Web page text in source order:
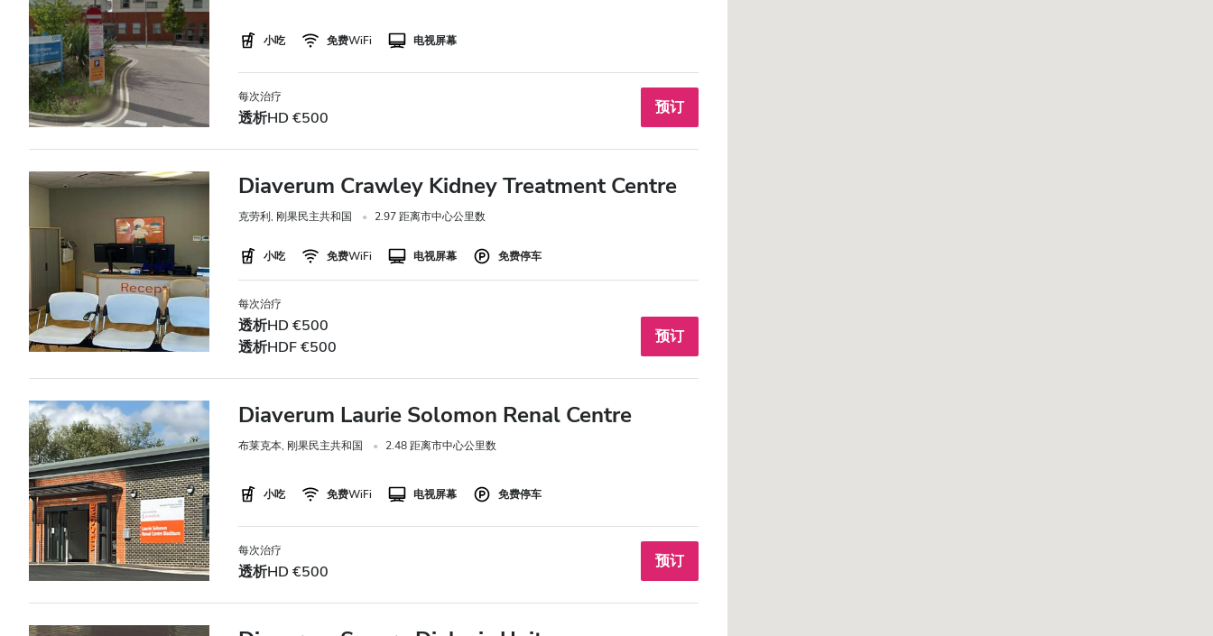
小吃 免费WiFi 电视屏幕
每次治疗
透析HD €500
预订
Diaverum Crawley Kidney Treatment Centre
克劳利, 刚果民主共和国 2.97 距离市中心公里数
小吃 免费WiFi 电视屏幕 免费停车
每次治疗
透析HD €500
透析HDF €500
预订
Diaverum Laurie Solomon Renal Centre
布莱克本, 刚果民主共和国 2.48 距离市中心公里数
小吃 免费WiFi 电视屏幕 免费停车
每次治疗
透析HD €500
预订